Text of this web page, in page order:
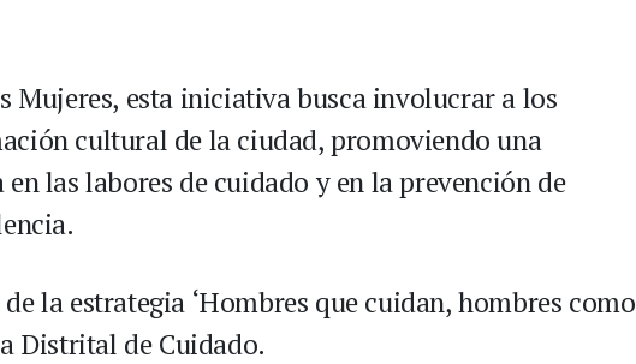
Mujeres, esta iniciativa busca involucrar a los
cultural de la ciudad, promoviendo una
las labores de cuidado y en la prevención de
la estrategia ‘Hombres que cuidan, hombres como
Distrital de Cuidado.